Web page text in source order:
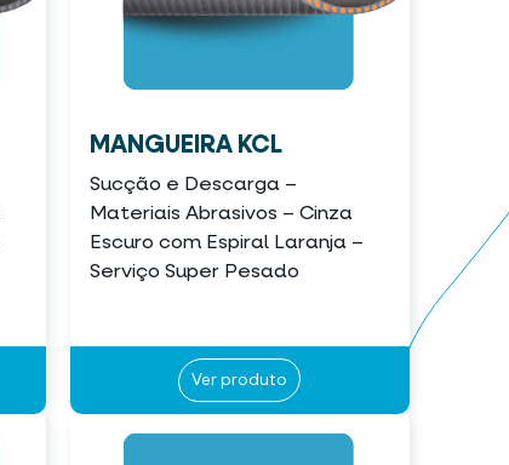
MANGUEIRA KCL
Sucção e Descarga –
Materiais Abrasivos – Cinza
Escuro com Espiral Laranja –
Serviço Super Pesado
Ver produto